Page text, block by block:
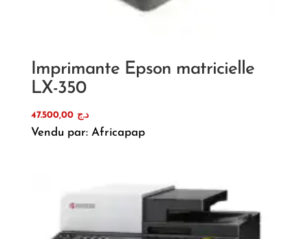
Imprimante Epson matricielle
LX-350
د.ج 47.500,00
Vendu par: Africapap